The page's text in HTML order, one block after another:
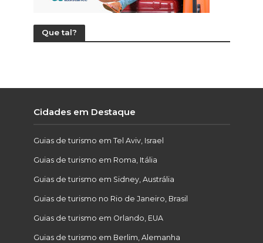
Que tal?
Cidades em Destaque
Guias de turismo em Tel Aviv, Israel
Guias de turismo em Roma, Itália
Guias de turismo em Sidney, Austrália
Guias de turismo no Rio de Janeiro, Brasil
Guias de turismo em Orlando, EUA
Guias de turismo em Berlim, Alemanha